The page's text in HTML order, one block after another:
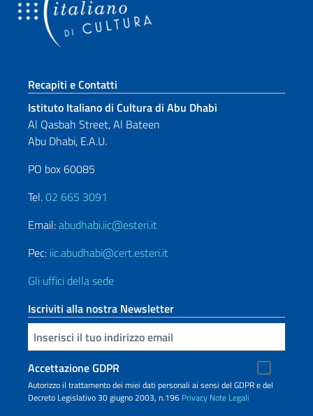
Sezione footer
Recapiti e Contatti
Istituto Italiano di Cultura di Abu Dhabi
Al Qasbah Street, Al Bateen
Abu Dhabi, E.A.U.
PO box 60085
Tel.02 665 3091
Email:abudhabi.iic@esteri.it
Pec: iic.abudhabi@cert.esteri.it
Gli uffici della sede
Iscriviti alla nostra Newsletter
Inserisci la tua email
Accettazione GDPR
Autorizzo il trattamento dei miei dati personali ai sensi del GDPR e del
Decreto Legislativo 30 giugno 2003, n.196 Privacy Note Legali